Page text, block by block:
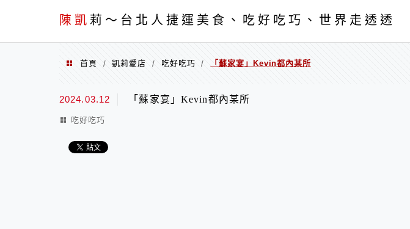
陳凱 莉～台北人捷運美食、吃好吃巧、世界走透透
menu
首頁 / 凱莉愛店 / 吃好吃巧 / 「蘇家宴」Kevin都內某所
2024.03.12 「蘇家宴」Kevin都內某所
吃好吃巧